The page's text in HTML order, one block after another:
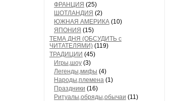
ФРАНЦИЯ (25)
ШОТЛАНДИЯ (2)
ЮЖНАЯ АМЕРИКА (10)
ЯПОНИЯ (15)
ТЕМА ДНЯ (ОБСУДИТЬ с
ЧИТАТЕЛЯМИ) (119)
ТРАДИЦИИ (45)
Игры,шоу (3)
Легенды,мифы (4)
Народы,племена (1)
Праздники (16)
Ритуалы,обряды,обычаи (11)